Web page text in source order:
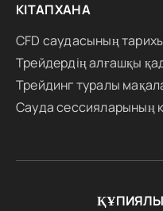
КІТАПХАНА
CFD саудасының
Трейдердің алғашқы
Трейдинг туралы
Сауда сессияларының